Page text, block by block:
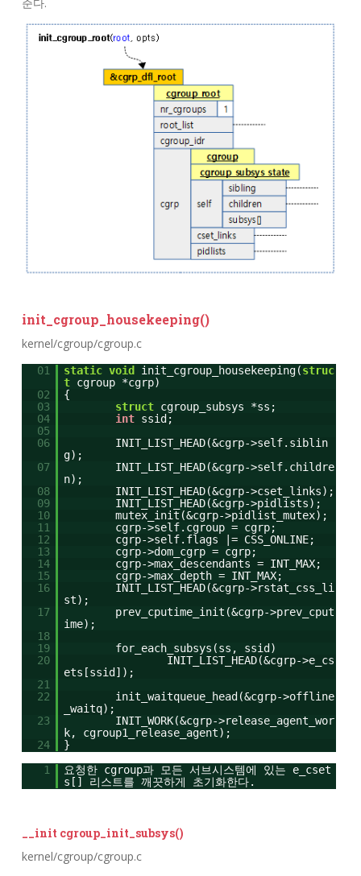
init_cgroup_housekeeping()
kernel/cgroup/cgroup.c
01 static void init_cgroup_housekeeping(struc
t cgroup *cgrp)
02
{
03
struct cgroup_subsys *ss;
04
int ssid;
05
06
INIT_LIST_HEAD(&cgrp->self.siblin
g);
07
INIT_LIST_HEAD(&cgrp->self.childre
n);
08
INIT_LIST_HEAD(&cgrp->cset_links);
09
INIT_LIST_HEAD(&cgrp->pidlists);
10
mutex_init(&cgrp->pidlist_mutex);
11
cgrp->self.cgroup = cgrp;
12
cgrp->self.flags |= CSS_ONLINE;
13
cgrp->dom_cgrp = cgrp;
14
cgrp->max_descendants = INT_MAX;
15
cgrp->max_depth = INT_MAX;
16
INIT_LIST_HEAD(&cgrp->rstat_css_li
st);
17
prev_cputime_init(&cgrp->prev_cput
ime);
18
19
for_each_subsys(ss, ssid)
20
INIT_LIST_HEAD(&cgrp->e_cs
ets[ssid]);
21
22
init_waitqueue_head(&cgrp->offline
_waitq);
23
INIT_WORK(&cgrp->release_agent_wor
k, cgroup1_release_agent);
24
}
1
요청한 cgroup과 모든 서브시스템에 있는 e_cset
s[] 리스트를 깨끗하게 초기화한다.
__init cgroup_init_subsys()
kernel/cgroup/cgroup.c